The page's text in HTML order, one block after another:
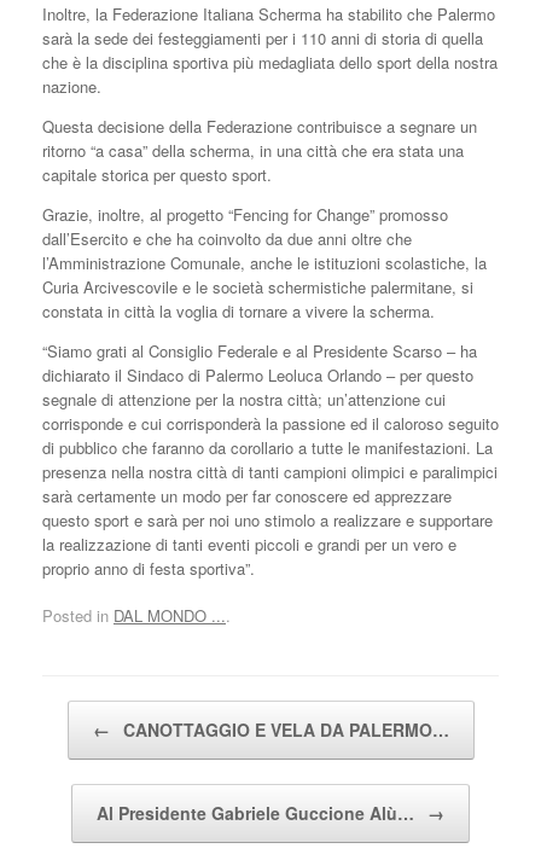
Inoltre, la Federazione Italiana Scherma ha stabilito che Palermo
sarà la sede dei festeggiamenti per i 110 anni di storia di quella
che è la disciplina sportiva più medagliata dello sport della nostra
nazione.
Questa decisione della Federazione contribuisce a segnare un
ritorno “a casa” della scherma, in una città che era stata una
capitale storica per questo sport.
Grazie, inoltre, al progetto “Fencing for Change” promosso
dall’Esercito e che ha coinvolto da due anni oltre che
l’Amministrazione Comunale, anche le istituzioni scolastiche, la
Curia Arcivescovile e le società schermistiche palermitane, si
constata in città la voglia di tornare a vivere la scherma.
“Siamo grati al Consiglio Federale e al Presidente Scarso – ha
dichiarato il Sindaco di Palermo Leoluca Orlando – per questo
segnale di attenzione per la nostra città; un’attenzione cui
corrisponde e cui corrisponderà la passione ed il caloroso seguito
di pubblico che faranno da corollario a tutte le manifestazioni. La
presenza nella nostra città di tanti campioni olimpici e paralimpici
sarà certamente un modo per far conoscere ed apprezzare
questo sport e sarà per noi uno stimolo a realizzare e supportare
la realizzazione di tanti eventi piccoli e grandi per un vero e
proprio anno di festa sportiva”.
Posted in DAL MONDO ....
← CANOTTAGGIO E VELA DA PALERMO…
Al Presidente Gabriele Guccione Alù… →